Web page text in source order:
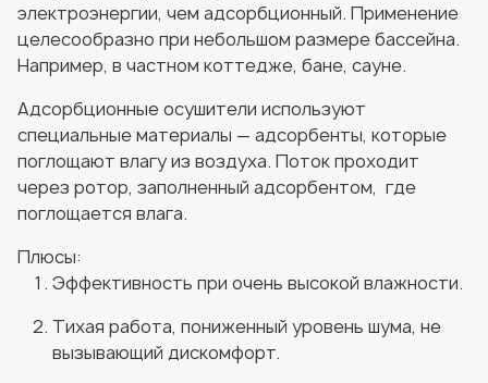
электроэнергии, чем адсорбционный. Применение
целесообразно при небольшом размере бассейна.
Например, в частном коттедже, бане, сауне.
Адсорбционные осушители используют
специальные материалы — адсорбенты, которые
поглощают влагу из воздуха. Поток проходит
через ротор, заполненный адсорбентом, где
поглощается влага.
Плюсы:
Эффективность при очень высокой влажности.
Тихая работа, пониженный уровень шума, не
вызывающий дискомфорт.